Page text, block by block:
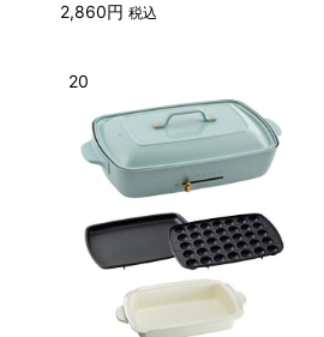
2,860円税込
20